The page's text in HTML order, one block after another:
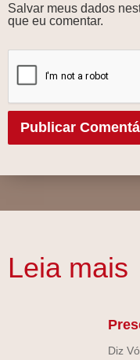
Salvar meus dados
que eu comentar.
Leia mais
Diz